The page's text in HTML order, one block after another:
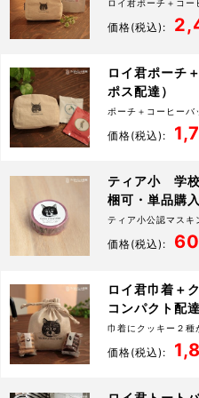
ロイ君ポーチ＋コ
価格(税込):
ロイ君ポーチ
ポス配達）
ポーチ＋コーヒーバ
価格(税込):
ティア小 学校
梱可・単品購
ティア小公認マスキ
価格(税込):
ロイ君巾着＋
コンパクト配達
巾着にクッキー２種
価格(税込):